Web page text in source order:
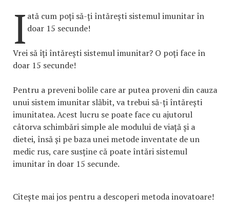
I ată cum poți să-ți întărești sistemul imunitar în
doar 15 secunde!
Vrei să îți întărești sistemul imunitar? O poți face în
doar 15 secunde!
Pentru a preveni bolile care ar putea proveni din cauza
unui sistem imunitar slăbit, va trebui să-ți întărești
imunitatea. Acest lucru se poate face cu ajutorul
câtorva schimbări simple ale modului de viață și a
dietei, însă și pe baza unei metode inventate de un
medic rus, care susține că poate întări sistemul
imunitar în doar 15 secunde.
Citește mai jos pentru a descoperi metoda inovatoare!